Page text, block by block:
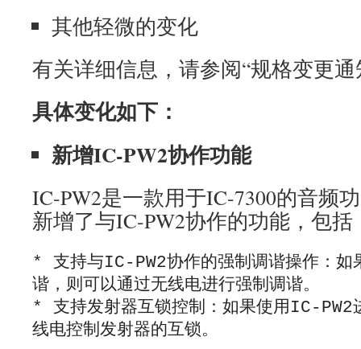
其他轻微的变化
有关详细信息，请参阅“规格变更通
具体变化如下：
新增IC-PW2协作功能
IC-PW2是一款用于IC-7300的音频
新增了与IC-PW2协作的功能，包括
* 支持与IC-PW2协作的强制调谐操作：如
谐，则可以通过无线电进行强制调谐。
* 支持发射器互锁控制：如果使用IC-PW2